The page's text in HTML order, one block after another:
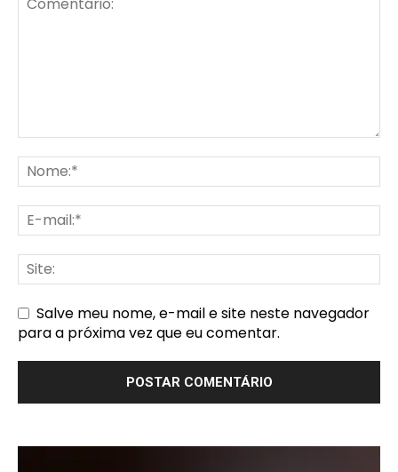
Salve meu nome, e-mail e site neste navegador
para a próxima vez que eu comentar.